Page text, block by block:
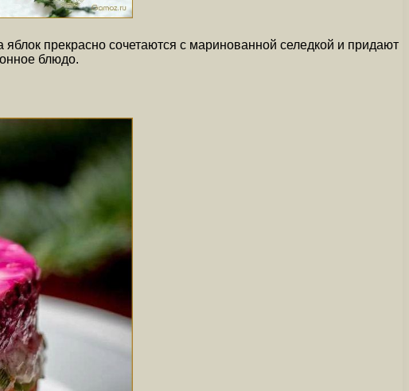
прекрасно сочетаются с маринованной селедкой и придают
блюдо.